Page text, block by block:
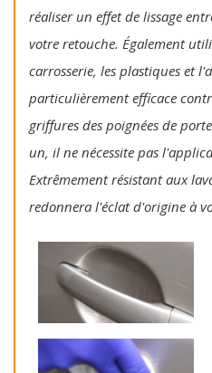
réaliser un effet de lissage
votre retouche. Également
carrosserie, les plastiques et
particulièrement efficace
griffures des poignées de
un, il ne nécessite pas
Extrêmement résistant aux
redonnera l'éclat d'origine à